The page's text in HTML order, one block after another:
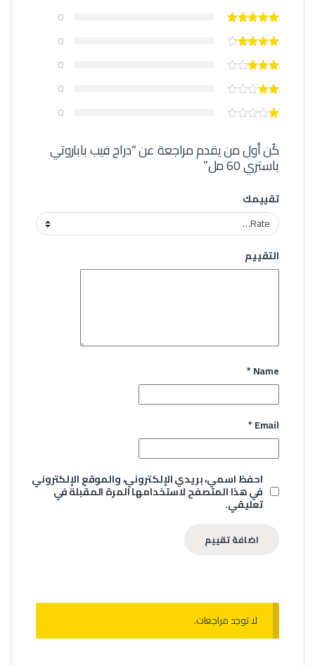
0
0
0
0
0
كُن أول من يقدم مراجعة عن “دراج فيب باباروتي
باستري 60 مل”
تقييمك
التقييم
Name
*
Email
*
احفظ اسمي، بريدي الإلكتروني، والموقع الإلكتروني
في هذا المتصفح لاستخدامها المرة المقبلة في
تعليقي.
لا توجد مراجعات.